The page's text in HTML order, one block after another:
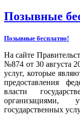
Позывные
Позывные бесплатно!
На сайте
№874 от 30 августа
услуг, которые
предоставления
власти
организациями,
государственных